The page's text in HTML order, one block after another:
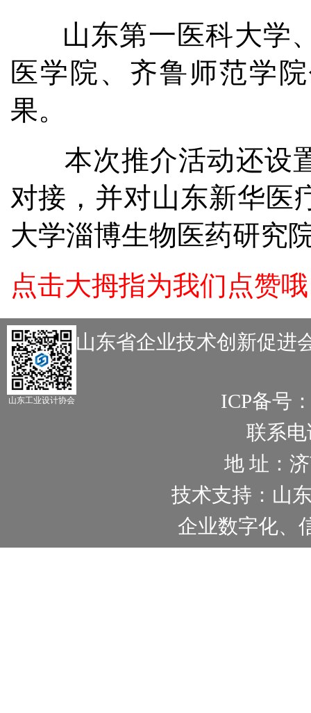
山东第一医科大学
医学院、齐鲁师范学
果。
本次推介活动还设
对接，并对山东新华医
大学淄博生物医药研究
点击大拇指为我们点赞
主办：山东省企业技术创新促进
ICP备号
联系电
地 址：
技术支持：山
企业数字化、
山东工业设计协会